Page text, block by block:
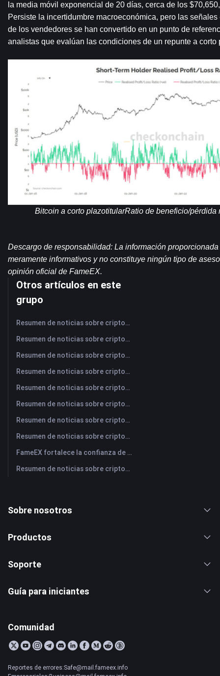
la media móvil exponencial de 20 días, cerca de los
Persiste la incertidumbre macroeconómica, pero las
de los vendedores se han convertido en un punto de
analistas que evalúan las condiciones de un repunte a corto
Bitcoin a corto plazotitularRatio de beneficio/pérdida
Descargo de responsabilidad: La información
meramente informativos y no constituye ningún tipo de
opinión oficial de FameEX.
Otros artículos en este
grupo
Resumen de noticias sobre criptomonedas de FameEX de hoy | 7 de agosto de 2026
Resumen de noticias sobre criptomonedas de FameEX de hoy | 6 de agosto de 2026
Resumen de noticias sobre criptomonedas de FameEX de hoy | 5 de agosto de 2026
Resumen de noticias sobre criptomonedas de FameEX de hoy | 4 de agosto de 2026
Resumen de noticias sobre criptomonedas de FameEX de hoy | 3 de agosto de 2026
Resumen de noticias sobre criptomonedas de FameEX de hoy | 31 de julio de 2026
Resumen de noticias sobre criptomonedas de FameEX de hoy | 30 de julio de 2026
Resumen de noticias sobre criptomonedas de FameEX de hoy | 29 de julio de 2026
FameEX fortalece la confianza de los usuarios a través de ocho años de operaciones estables y crecimiento global
Resumen de noticias sobre criptomonedas de FameEX de hoy | 28 de julio de 2026
Sobre nosotros
Productos
Soporte
Guía para iniciantes
Comunidad
Reportes de errores:Safe@mail.fameex.info